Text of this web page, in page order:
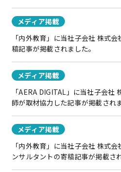
メディア掲載
「内外教育」に当社子会社 株式
稿記事が掲載されました。
メディア掲載
「AERA DIGITAL」に当社子会
師が取材協力した記事が掲載され
メディア掲載
「内外教育」に当社子会社 株式
ンサルタントの寄稿記事が掲載さ